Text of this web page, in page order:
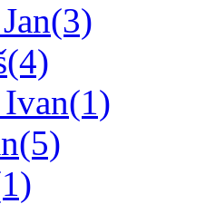
(3)
(4)
(1)
(5)